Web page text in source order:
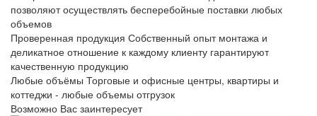
позволяют осуществлять бесперебойные поставки любых
объемов
Проверенная продукция Собственный опыт монтажа и
деликатное отношение к каждому клиенту гарантируют
качественную продукцию
Любые объёмы Торговые и офисные центры, квартиры и
коттеджи - любые объемы отгрузок
Возможно Вас заинтересует